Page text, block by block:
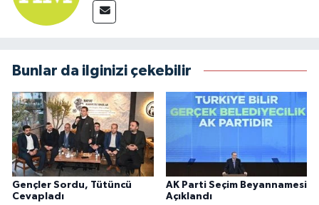
Bunlar da ilginizi çekebilir
Gençler Sordu, Tütüncü
Cevapladı
AK Parti Seçim Beyannamesi
Açıklandı